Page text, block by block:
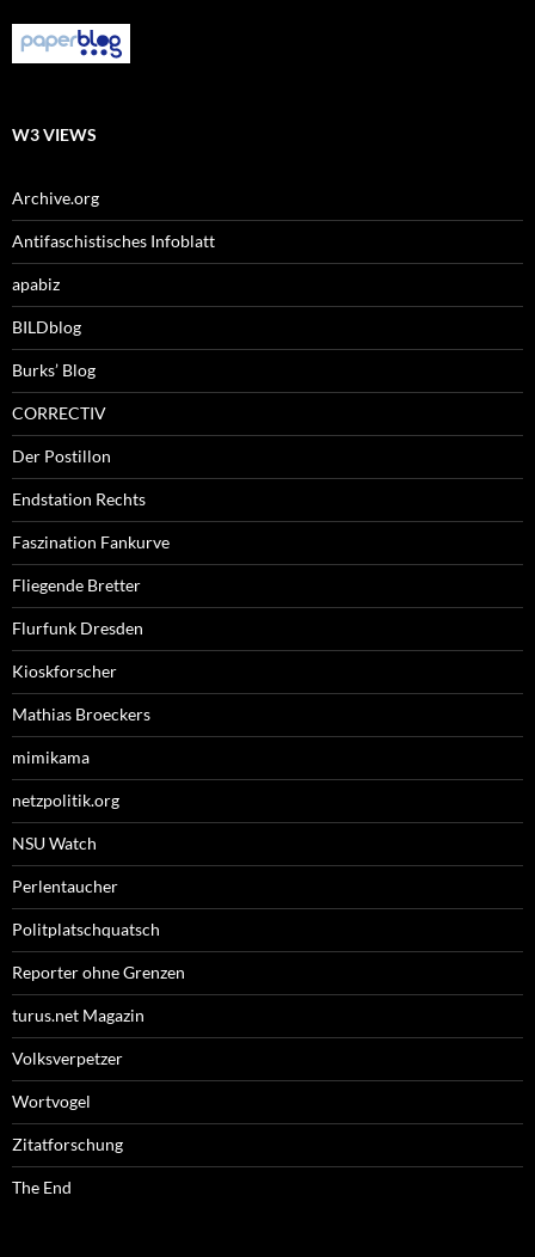
W3 VIEWS
Archive.org
Antifaschistisches Infoblatt
apabiz
BILDblog
Burks’ Blog
CORRECTIV
Der Postillon
Endstation Rechts
Faszination Fankurve
Fliegende Bretter
Flurfunk Dresden
Kioskforscher
Mathias Broeckers
mimikama
netzpolitik.org
NSU Watch
Perlentaucher
Politplatschquatsch
Reporter ohne Grenzen
turus.net Magazin
Volksverpetzer
Wortvogel
Zitatforschung
The End